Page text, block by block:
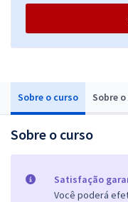
Sobre o curso Sobre
Sobre o curso
Satisfação
Você poderá